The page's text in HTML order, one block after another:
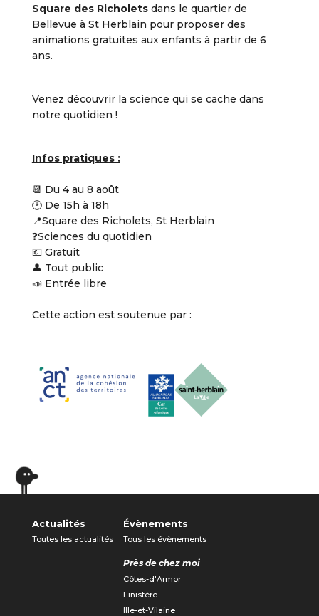
Square des Richolets dans le quartier de
Bellevue à St Herblain pour proposer des
animations gratuites aux enfants à partir de 6
ans.
Venez découvrir la science qui se cache dans
notre quotidien !
Infos pratiques :
📆 Du 4 au 8 août
🕑 De 15h à 18h
📍Square des Richolets, St Herblain
❓Sciences du quotidien
💶 Gratuit
👤 Tout public
📣 Entrée libre
Cette action est soutenue par :
Actualités
Toutes les actualités
Évènements
Tous les évènements
Près de chez moi
Côtes-d'Armor
Finistère
Ille-et-Vilaine